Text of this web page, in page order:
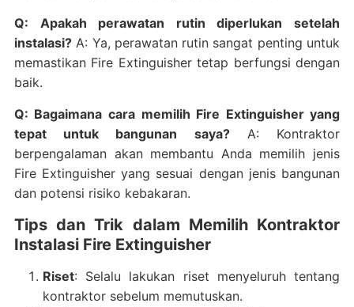
Q: Apakah perawatan rutin diperlukan setelah
instalasi?A: Ya, perawatan rutin sangat penting untuk
memastikan Fire Extinguisher tetap berfungsi dengan
baik.
Q: Bagaimana cara memilih Fire Extinguisher yang
tepat untuk bangunan saya?A: Kontraktor
berpengalaman akan membantu Anda memilih jenis
Fire Extinguisher yang sesuai dengan jenis bangunan
dan potensi risiko kebakaran.
Tips dan Trik dalam Memilih Kontraktor
Instalasi Fire Extinguisher
Riset: Selalu lakukan riset menyeluruh tentang
kontraktor sebelum memutuskan.